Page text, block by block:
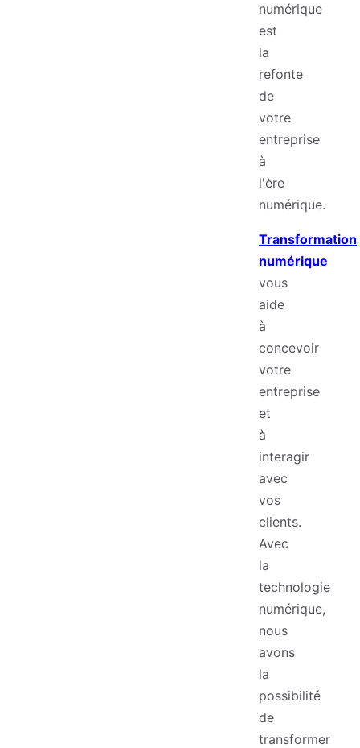
numérique
est
la
refonte
de
votre
entreprise
à
l'ère
numérique.
Transformation
numérique
vous
aide
à
concevoir
votre
entreprise
et
à
interagir
avec
vos
clients.
Avec
la
technologie
numérique,
nous
avons
la
possibilité
de
transformer